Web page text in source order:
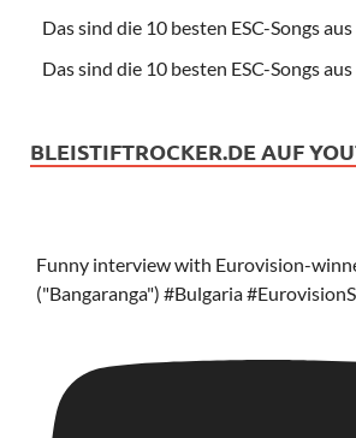
Das sind die 10 besten ESC-Songs
Das sind die 10 besten ESC-Songs
BLEISTIFTROCKER.DE AUF
Funny interview with Eurovision-
("Bangaranga") #Bulgaria